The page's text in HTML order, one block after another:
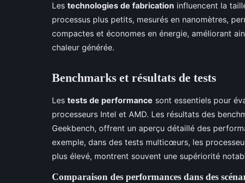
Les technologies de fabrication influencent la
processus plus petits, mesurés en nanomètres,
compactes et économes en énergie, améliorant
chaleur générée.
Benchmarks et résultats de tests
Les tests de performance sont essentiels pour
processeurs Intel et AMD. Les résultats des
Geekbench, offrent un aperçu détaillé des
exemple, dans des tests multicœurs, les
plus élevé, montrent souvent une supériorité
Comparaison des performances dans des